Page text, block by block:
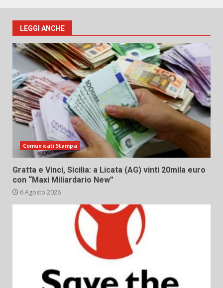
LEGGI ANCHE
Comunicati Stampa
Gratta e Vinci, Sicilia: a Licata (AG) vinti 20mila euro
con “Maxi Miliardario New”
6 Agosto 2026